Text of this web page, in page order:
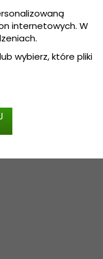
internetowych. W
wybierz, które pliki